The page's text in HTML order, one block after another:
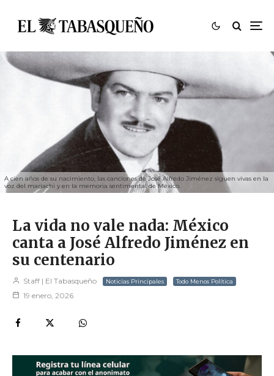
A cien años de su nacimiento, las canciones de José Alfredo Jiménez siguen vivas en la
voz del mariachi y en la memoria sentimental de México.
La vida no vale nada: México
canta a José Alfredo Jiménez en
su centenario
Staff | El Tabasqueño Noticias Principales Todo Menos Política
19 enero, 2026